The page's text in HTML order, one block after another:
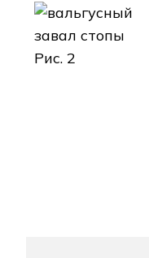
Рис. 2